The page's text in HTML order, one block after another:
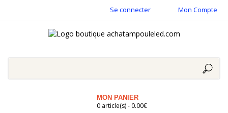
Se connecter Mon Compte
MON PANIER
0 article(s) - 0.00€